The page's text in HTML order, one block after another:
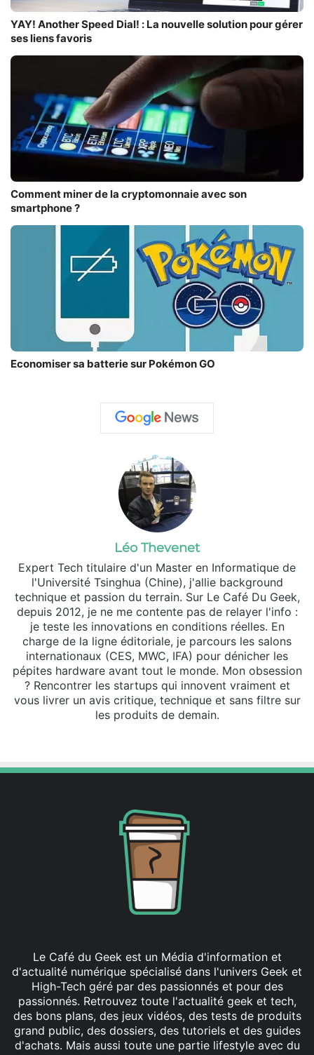
YAY! Another Speed Dial! : La nouvelle solution pour gérer
ses liens favoris
Comment miner de la cryptomonnaie avec son
smartphone ?
Economiser sa batterie sur Pokémon GO
Léo Thevenet
Expert Tech titulaire d'un Master en Informatique de
l'Université Tsinghua (Chine), j'allie background
technique et passion du terrain. Sur Le Café Du Geek,
depuis 2012, je ne me contente pas de relayer l'info :
je teste les innovations en conditions réelles. En
charge de la ligne éditoriale, je parcours les salons
internationaux (CES, MWC, IFA) pour dénicher les
pépites hardware avant tout le monde. Mon obsession
? Rencontrer les startups qui innovent vraiment et
vous livrer un avis critique, technique et sans filtre sur
les produits de demain.
Le Café du Geek est un Média d'information et
d'actualité numérique spécialisé dans l'univers Geek et
High-Tech géré par des passionnés et pour des
passionnés. Retrouvez toute l'actualité geek et tech,
des bons plans, des jeux vidéos, des tests de produits
grand public, des dossiers, des tutoriels et des guides
d'achats. Mais aussi toute une partie lifestyle avec du